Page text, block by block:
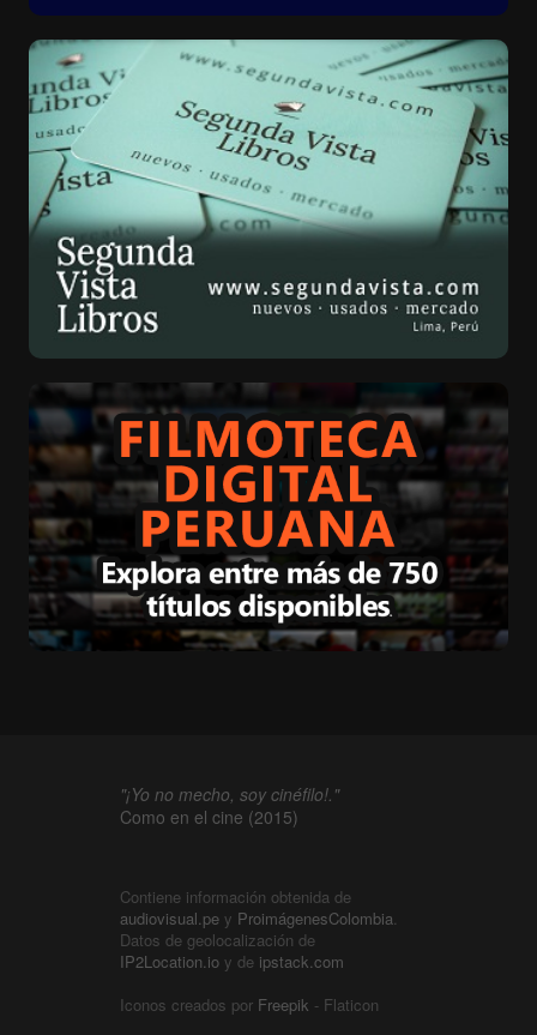
"¡Yo no mecho, soy cinéfilo!."
Como en el cine (2015)
Contiene información obtenida de
audiovisual.pe y ProimágenesColombia.
Datos de geolocalización de
IP2Location.io y de ipstack.com
Iconos creados por Freepik - Flaticon